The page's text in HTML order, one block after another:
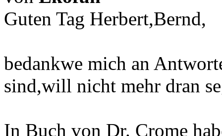
Guten Tag Herbert,Bernd,
bedankwe mich an
sind,will nicht mehr dran
In Buch von Dr. Crome